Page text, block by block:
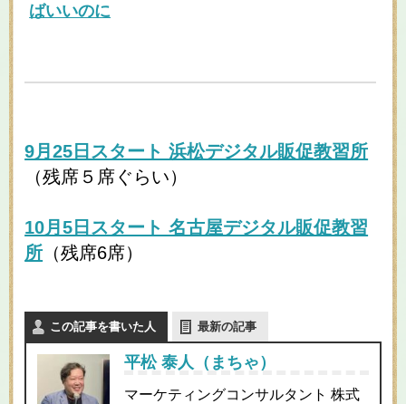
ばいいのに
9月25日スタート 浜松デジタル販促教習所
（残席５席ぐらい）
10月5日スタート 名古屋デジタル販促教習
所 （残席6席）
この記事を書いた人 最新の記事
平松 泰人（まちゃ）
マーケティングコンサルタント 株式